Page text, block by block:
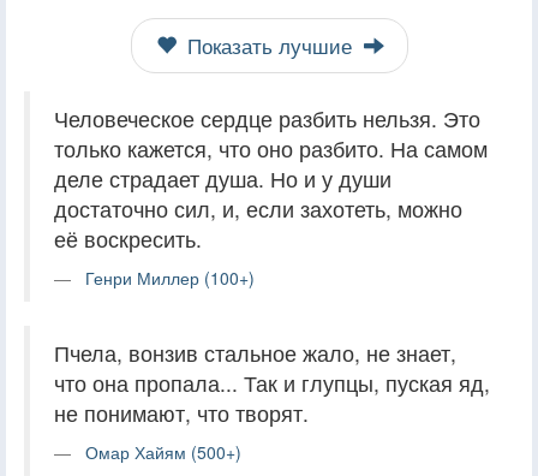
Показать лучшие
Человеческое сердце разбить нельзя. Это
только кажется, что оно разбито. На самом
деле страдает душа. Но и у души
достаточно сил, и, если захотеть, можно
её воскресить.
Генри Миллер (100+)
Пчела, вонзив стальное жало, не знает,
что она пропала... Так и глупцы, пуская яд,
не понимают, что творят.
Омар Хайям (500+)